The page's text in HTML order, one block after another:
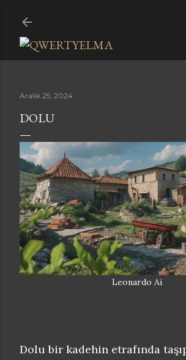
Aralık 25, 2024
DOLU
Leonardo Ai
Dolu bir kadehin etrafında